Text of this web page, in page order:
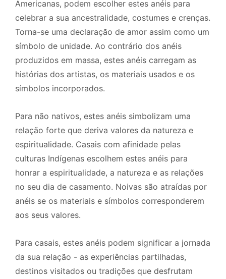
Americanas, podem escolher estes anéis para
celebrar a sua ancestralidade, costumes e crenças.
Torna-se uma declaração de amor assim como um
símbolo de unidade. Ao contrário dos anéis
produzidos em massa, estes anéis carregam as
histórias dos artistas, os materiais usados e os
símbolos incorporados.
Para não nativos, estes anéis simbolizam uma
relação forte que deriva valores da natureza e
espiritualidade. Casais com afinidade pelas
culturas Indígenas escolhem estes anéis para
honrar a espiritualidade, a natureza e as relações
no seu dia de casamento. Noivas são atraídas por
anéis se os materiais e símbolos corresponderem
aos seus valores.
Para casais, estes anéis podem significar a jornada
da sua relação - as experiências partilhadas,
destinos visitados ou tradições que desfrutam